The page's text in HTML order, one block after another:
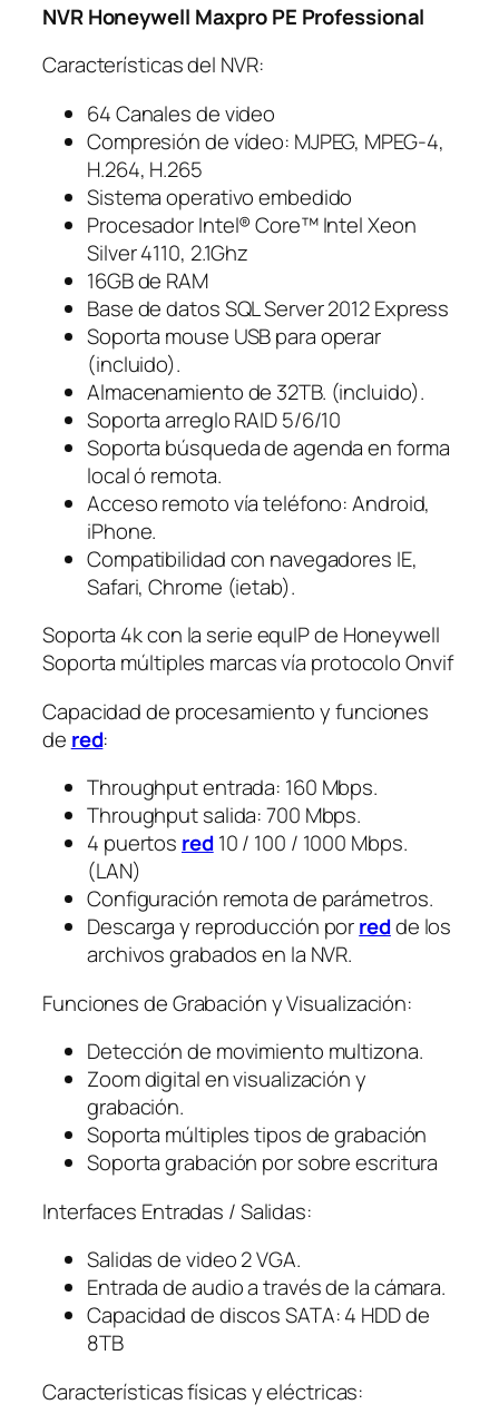
NVR Honeywell Maxpro PE Professional
Características del NVR:
64 Canales de video
Compresión de vídeo: MJPEG, MPEG-4,
H.264, H.265
Sistema operativo embedido
Procesador Intel® Core™ Intel Xeon
Silver 4110, 2.1Ghz
16GB de RAM
Base de datos SQL Server 2012 Express
Soporta mouse USB para operar
(incluido).
Almacenamiento de 32TB. (incluido).
Soporta arreglo RAID 5/6/10
Soporta búsqueda de agenda en forma
local ó remota.
Acceso remoto vía teléfono: Android,
iPhone.
Compatibilidad con navegadores IE,
Safari, Chrome (ietab).
Soporta 4k con la serie equIP de Honeywell
Soporta múltiples marcas vía protocolo Onvif
Capacidad de procesamiento y funciones
de red:
Throughput entrada: 160 Mbps.
Throughput salida: 700 Mbps.
4 puertos red10 / 100 / 1000 Mbps.
(LAN)
Configuración remota de parámetros.
Descarga y reproducción porredde los
archivos grabados en la NVR.
Funciones de Grabación y Visualización:
Detección de movimiento multizona.
Zoom digital en visualización y
grabación.
Soporta múltiples tipos de grabación
Soporta grabación por sobre escritura
Interfaces Entradas / Salidas:
Salidas de video 2 VGA.
Entrada de audio a través de la cámara.
Capacidad de discos SATA: 4 HDD de
8TB
Características físicas y eléctricas: